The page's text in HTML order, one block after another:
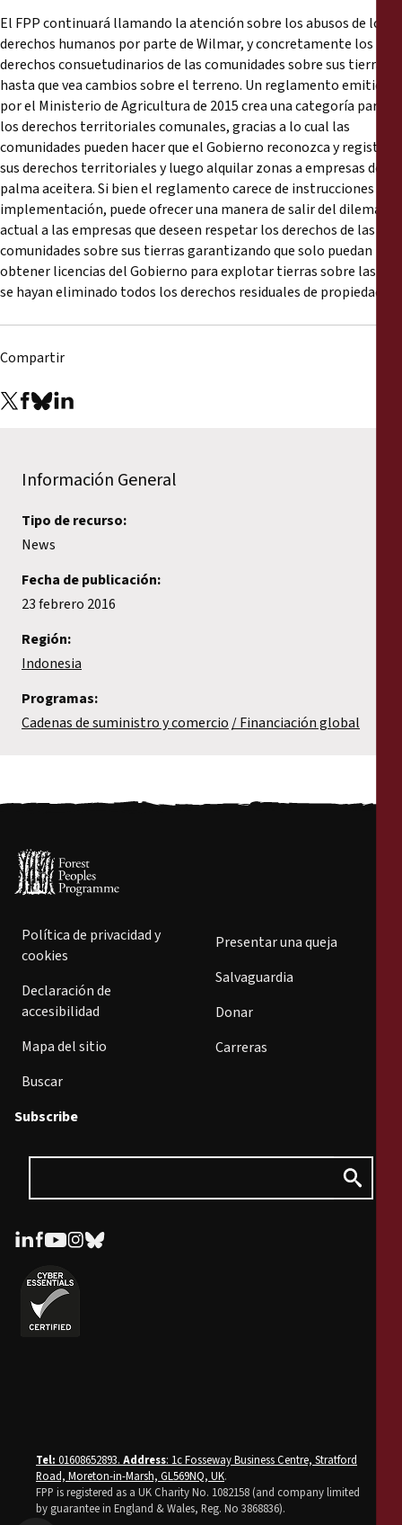
El FPP continuará llamando la atención sobre los abusos de los
derechos humanos por parte de Wilmar, y concretamente los
derechos consuetudinarios de las comunidades sobre sus tierras,
hasta que vea cambios sobre el terreno. Un reglamento emitido
por el Ministerio de Agricultura de 2015 crea una categoría para
los derechos territoriales comunales, gracias a lo cual las
comunidades pueden hacer que el Gobierno reconozca y registre
sus derechos territoriales y luego alquilar zonas a empresas de
palma aceitera. Si bien el reglamento carece de instrucciones de
implementación, puede ofrecer una manera de salir del dilema
actual a las empresas que deseen respetar los derechos de las
comunidades sobre sus tierras garantizando que solo puedan
obtener licencias del Gobierno para explotar tierras sobre las que
se hayan eliminado todos los derechos residuales de propiedad.
Compartir
Información General
Tipo de recurso:
News
Fecha de publicación:
23 febrero 2016
Región:
Indonesia
Programas:
Cadenas de suministro y comercio
Financiación global
Política de privacidad y
cookies
Declaración de
accesibilidad
Mapa del sitio
Buscar
Presentar una queja
Salvaguardia
Donar
Carreras
Subscribe
Tel: 01608652893. Address: 1c Fosseway Business Centre, Stratford
Road, Moreton-in-Marsh, GL569NQ, UK.
FPP is registered as a UK Charity No. 1082158 (and company limited
by guarantee in England & Wales, Reg. No 3868836).